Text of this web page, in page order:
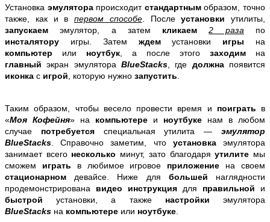
Установка эмулятора происходит стандартнымобразом, точно
также, как и в первом способе. Послеустановки утилиты,
запускаемэмулятор, а затем кликаем2 раза по
инсталятору игры. Затем ждемустановки игры на
компьютер или ноутбук , а после этого заходим на
главныйэкран эмулятораBlueStacks , где должна появится
иконка с игрой , которую нужно запустить
Таким образом, чтобы весело провести время и поиграть в
«Моя Кофейня» на компьютере и ноутбуке нам в любом
случае потребуется специальная утилита —эмулятор
BlueStacks . Справочно заметим, что установкаэмулятора
занимает всего несколько минут, зато благодаряутилите мы
сможем играть в любимое игровое приложение на своем
стационарном девайсе. Ниже для большей наглядности
продемонстрирована видео инструкция для правильной и
быстройустановки, а также настройкиэмулятора
BlueStacks на компьютере или ноутбуке